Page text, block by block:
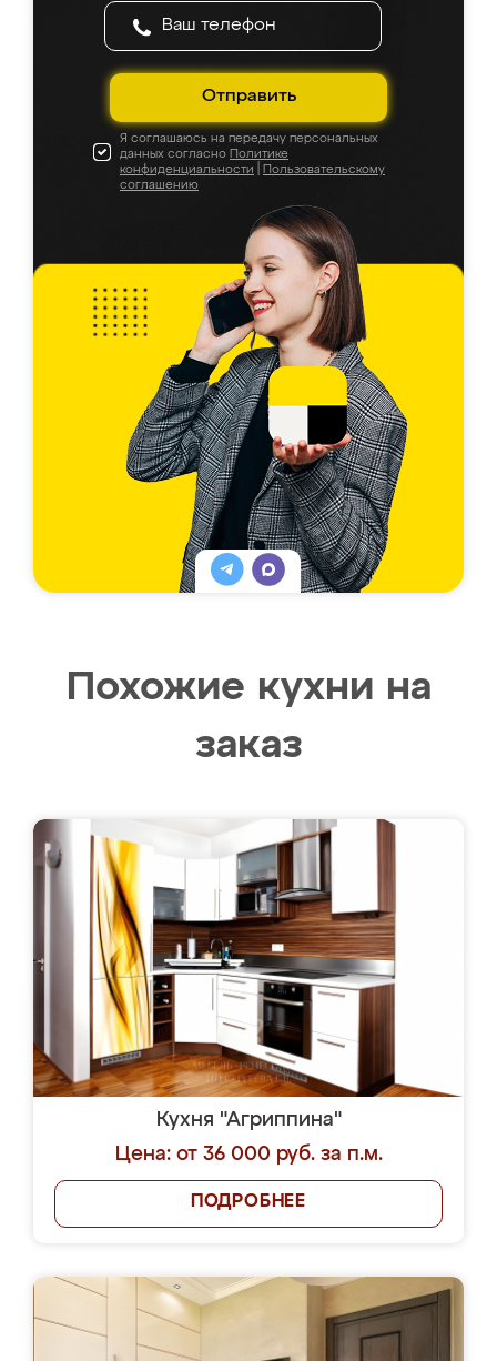
Отправить
Я соглашаюсь на передачу персональных
данных согласно Политике
конфиденциальности
Пользовательскому
соглашению
Похожие кухни на
заказ
Кухня "Агриппина"
Цена: от 36 000 руб. за п.м.
ПОДРОБНЕЕ